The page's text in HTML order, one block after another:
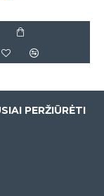
PERŽIŪRĖTI